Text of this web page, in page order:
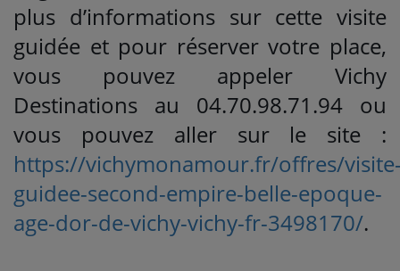
plus d’informations sur cette visite
guidée et pour réserver votre place,
vous pouvez appeler Vichy
Destinations au 04.70.98.71.94 ou
vous pouvez aller sur le site :
https://vichymonamour.fr/offres/
guidee-second-empire-belle-epoque-
age-dor-de-vichy-vichy-fr-3498170/.